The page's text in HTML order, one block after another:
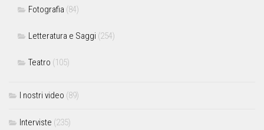
Fotografia (84)
Letteratura e Saggi (254)
Teatro (105)
I nostri video (89)
Interviste (235)